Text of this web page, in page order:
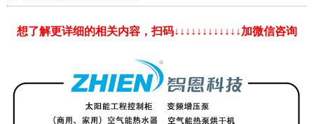
想了解更详细的相关内容，扫码↓↓↓↓↓↓↓↓↓↓↓↓加微信咨询